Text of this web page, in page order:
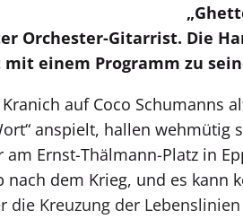
Orchester-Gitarrist. Die
einem Programm zu
auf Coco Schumanns
anspielt, hallen wehmütig
am Ernst-Thälmann-Platz in
nach dem Krieg, und es kann
die Kreuzung der